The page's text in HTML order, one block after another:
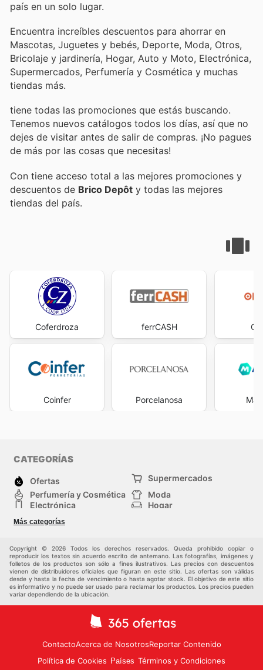
país en un solo lugar.
Encuentra increíbles descuentos para ahorrar en
Mascotas, Juguetes y bebés, Deporte, Moda, Otros,
Bricolaje y jardinería, Hogar, Auto y Moto, Electrónica,
Supermercados, Perfumería y Cosmética y muchas
tiendas más.
tiene todas las promociones que estás buscando.
Tenemos nuevos catálogos todos los días, así que no
dejes de visitar antes de salir de compras. ¡No pagues
de más por las cosas que necesitas!
Con tiene acceso total a las mejores promociones y
descuentos de Brico Depôt y todas las mejores
tiendas del país.
Coferdroza
Coinfer
ferrCASH
Porcelanosa
CATEGORÍAS
Ofertas
Supermercados
Perfumería y Cosmética
Moda
Electrónica
Hogar
Deporte
Juguetes y bebés
Más categorías
Copyright © 2026 Todos los derechos reservados. Queda prohibido copiar o
reproducir los textos sin acuerdo escrito de antemano. Las fotografías, imágenes y
folletos de los productos son sólo a fines ilustrativos. Las precios con descuentos
vienen de distribuidores oficiales que figuran en este sitio. Las ofertas son válidas
desde y hasta la fecha de vencimiento o hasta agotar stock. El objetivo de este sitio
es informativo y no puede ser usado para reclamar los productos. Los precios pueden
variar dependiendo de la ubicación.
ContactoAcerca de NosotrosReportar Contenido
Política de Cookies Países Términos y Condiciones